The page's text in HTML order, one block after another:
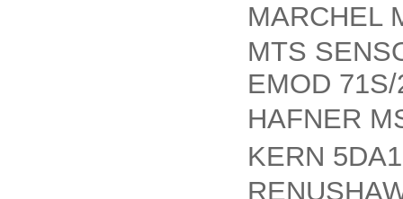
MARCHEL
MTS
EMOD
HAFNER
KERN